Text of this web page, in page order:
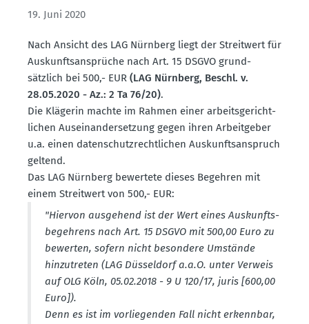
19. Juni 2020
Nach Ansicht des LAG Nürnberg liegt der Streitwert für
Auskunfts­an­sprüche nach Art. 15 DSGVO grund­
sätzlich bei 500,- EUR (LAG Nürnberg, Beschl. v.
28.05.2020 - Az.: 2 Ta 76/20).
Die Klägerin machte im Rahmen einer arbeits­ge­richt­
lichen Ausein­an­der­setzung gegen ihren Arbeit­geber
u.a. einen daten­schutz­recht­lichen Auskunfts­an­spruch
geltend.
Das LAG Nürnberg bewertete dieses Begehren mit
einem Streitwert von 500,- EUR:
"Hiervon ausgehend ist der Wert eines Auskunfts­
be­gehrens nach Art. 15 DSGVO mit 500,00 Euro zu
bewerten, sofern nicht besondere Umstände
hinzu­treten (LAG Düsseldorf a.a.O. unter Verweis
auf OLG Köln, 05.02.2018 - 9 U 120/17, juris [600,00
Euro]).
Denn es ist im vorlie­genden Fall nicht erkennbar,